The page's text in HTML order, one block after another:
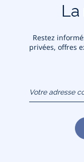
Restez
privées, offres
(exemple :